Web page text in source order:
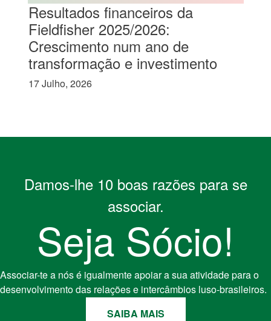
Resultados financeiros da
Fieldfisher 2025/2026:
Crescimento num ano de
transformação e investimento
17 Julho, 2026
Damos-lhe 10 boas razões para se
associar.
Seja Sócio!
Associar-te a nós é igualmente apoiar a sua atividade para o
desenvolvimento das relações e intercâmbios luso-brasileiros.
SAIBA MAIS